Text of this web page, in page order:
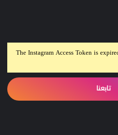
The Instagram Access Token is
تابعنا